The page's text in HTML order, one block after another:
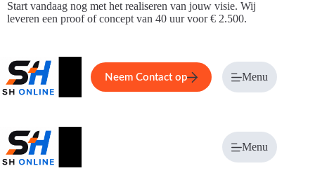
Ga
naar
Start vandaag nog met het realiseren van jouw visie. Wij
leveren een proof of concept van 40 uur voor € 2.500.
Home Service Over ons
Neem Contact op Menu
Menu